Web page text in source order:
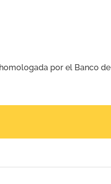
por el Banco de